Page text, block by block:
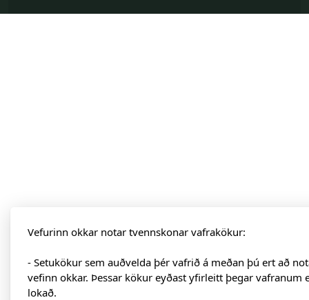
Vefurinn okkar notar tvennskonar vafrakökur:
- Setukökur sem auðvelda þér vafrið á meðan þú ert að
vefinn okkar. Þessar kökur eyðast yfirleitt þegar vafranum
lokað.